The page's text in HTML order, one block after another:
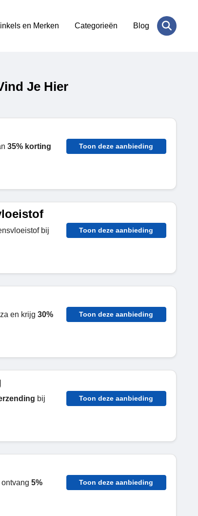
en Merken Categorieën Blog
Je Hier
35% korting
Toon deze aanbieding
bij
Toon deze aanbieding
en krijg 30%
Toon deze aanbieding
bij
Toon deze aanbieding
5%
Toon deze aanbieding